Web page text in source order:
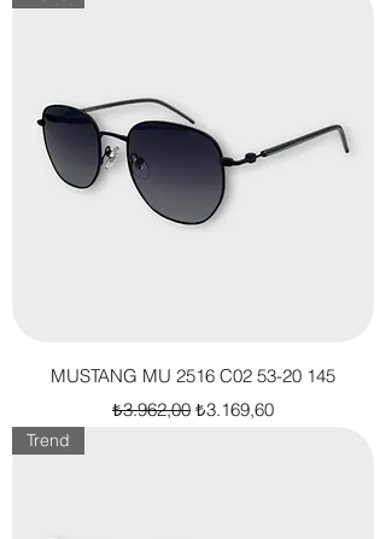
MUSTANG MU 2516 C02 53-20 145
Normal Fiyat
₺3.962,00 İndirimli Fiyat
₺3.169,60
Trend